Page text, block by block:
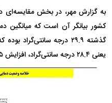
به گزارش مهر، در بخش مقایسه‌ای
کشور بیانگر آن است که میانگین
گذشته ۲۹.۹ درجه
یعنی ۲۸.۴ درجه سانتی‌گراد، افزایش ۱.۵ درجه‌ای را نشان می‌دهد.